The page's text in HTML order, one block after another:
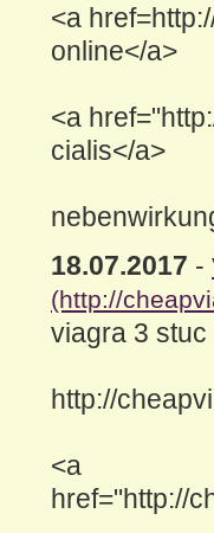
<a
online</a>
<a
cialis</a>
18.07.2017 -
(http://
viagra 3 stuc
http://
<a
href="http://